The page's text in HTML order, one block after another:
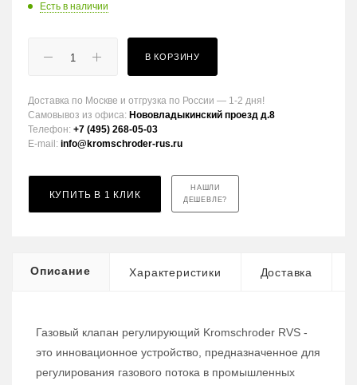
Есть в наличии
В КОРЗИНУ
Доставка по Москве и отгрузка по России — 1-2 дня!
Самовывоз из офиса: Нововладыкинский проезд д.8
Телефон: +7 (495) 268-05-03
E-mail: info@kromschroder-rus.ru
КУПИТЬ В 1 КЛИК
НАШЛИ
ДЕШЕВЛЕ?
Описание Характеристики Доставка
Газовый клапан регулирующий Kromschroder RVS -
это инновационное устройство, предназначенное для
регулирования газового потока в промышленных